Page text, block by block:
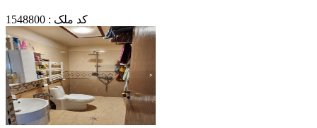
کد ملک : 1548800